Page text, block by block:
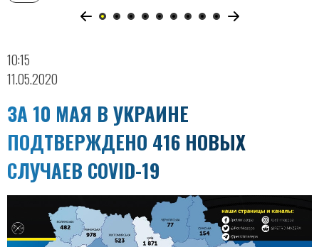
10:15
11.05.2020
ЗА 10 МАЯ В УКРАИНЕ
ПОДТВЕРЖДЕНО 416 НОВЫХ
СЛУЧАЕВ COVID-19